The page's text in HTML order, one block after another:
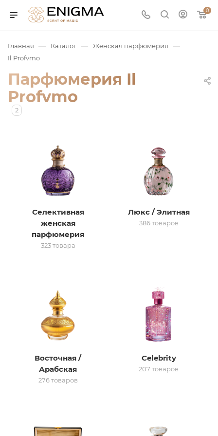
0
сертификат
Главная — Каталог — Женская парфюмерия —
Il Profvmo
Парфюмерия Il
Profvmo
2
Селективная
женская
парфюмерия
323 товара
Люкс / Элитная
386 товаров
Восточная /
Арабская
276 товаров
Celebrity
207 товаров